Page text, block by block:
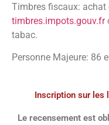
Timbres fiscaux: achat
timbres.impots.gouv.fr
tabac.
Personne Majeure: 86
Inscription sur les
Le recensement est